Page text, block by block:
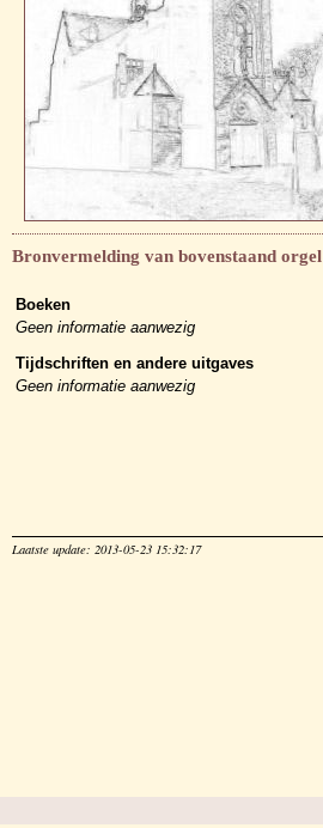
Bronvermelding van bovenstaand orgel
Boeken
Geen informatie aanwezig
Tijdschriften en andere uitgaves
Geen informatie aanwezig
Laatste update: 2013-05-23 15:32:17